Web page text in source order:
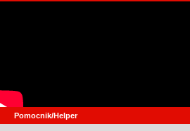
Pomocnik/Helper